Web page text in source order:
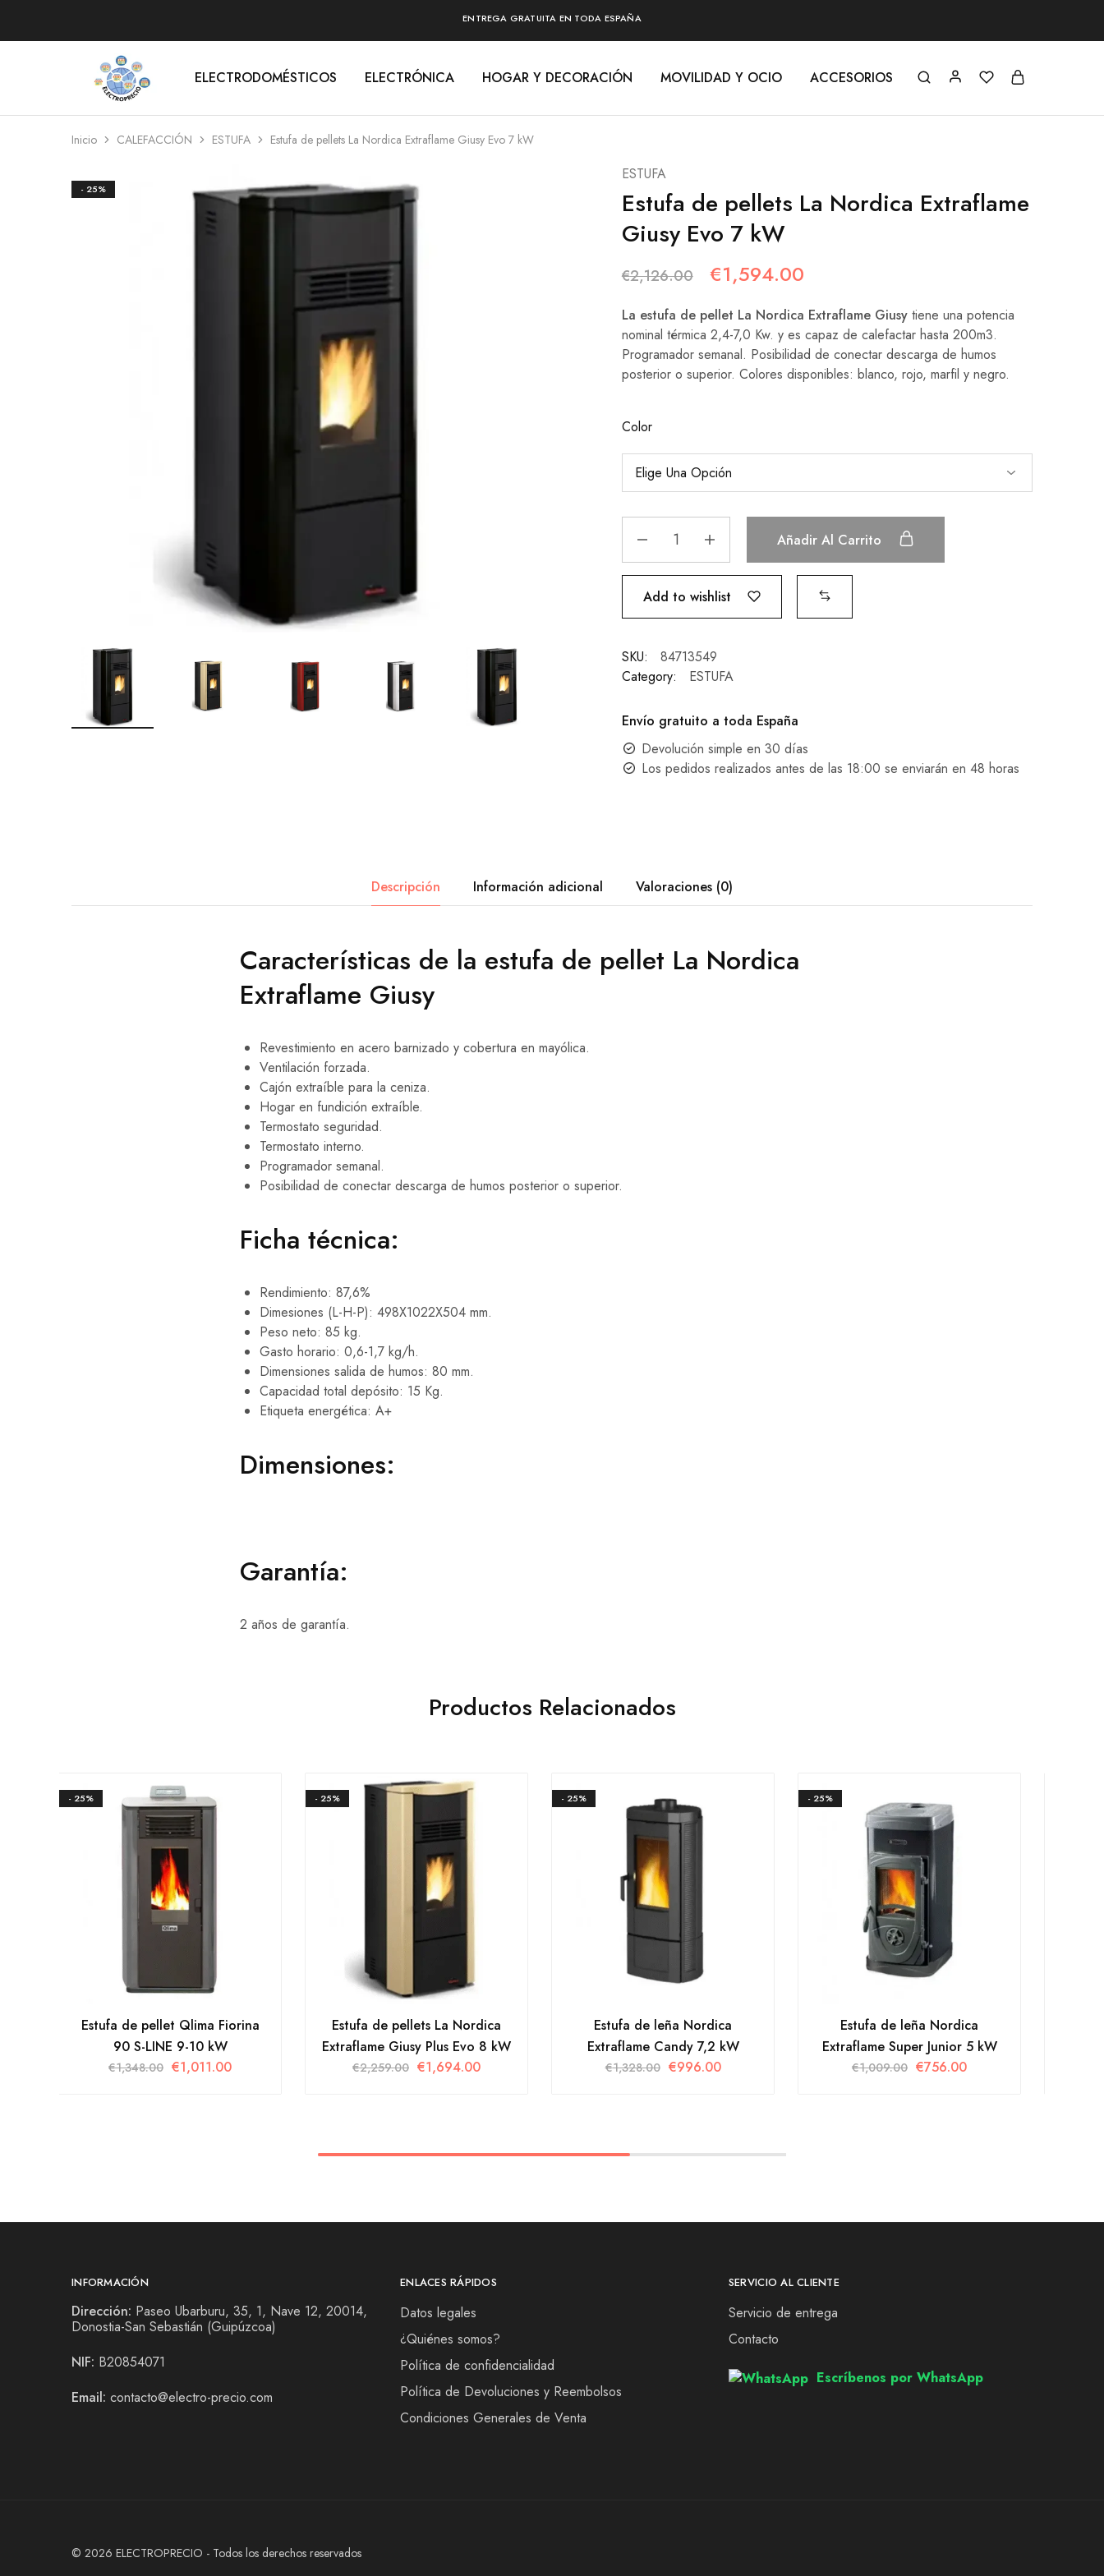
ENTREGA GRATUITA EN TODA ESPAÑA
Electroprecio ELECTRODOMÉSTICOS ELECTRÓNICA HOGAR Y DECORACIÓN MOVILIDAD Y OCIO ACCESORIOS
Inicio CALEFACCIÓN ESTUFA Estufa de pellets La Nordica Extraflame Giusy Evo 7 kW
- 25%
ESTUFA
Estufa de pellets La Nordica Extraflame
Giusy Evo 7 kW
€2,126.00 €1,594.00
La estufa de pellet La Nordica Extraflame Giusytiene una potencia
nominal térmica 2,4-7,0 Kw. y es capaz de calefactar hasta 200m3.
Programador semanal. Posibilidad de conectar descarga de humos
posterior o superior. Colores disponibles: blanco, rojo, marfil y negro.
Color
Añadir Al Carrito
Add to wishlist
SKU:
84713549
Category:
ESTUFA
Envío gratuito a toda España
Devolución simple en 30 días
Los pedidos realizados antes de las 18:00 se enviarán en 48 horas
Descripción Información adicional Valoraciones (0)
Características de la estufa de pellet La Nordica
Extraflame Giusy
Revestimiento en acero barnizado y cobertura en mayólica.
Ventilación forzada.
Cajón extraíble para la ceniza.
Hogar en fundición extraíble.
Termostato seguridad.
Termostato interno.
Programador semanal.
Posibilidad de conectar descarga de humos posterior o superior.
Ficha técnica:
Rendimiento: 87,6%
Dimesiones (L-H-P): 498X1022X504 mm.
Peso neto: 85 kg.
Gasto horario: 0,6-1,7 kg/h.
Dimensiones salida de humos: 80 mm.
Capacidad total depósito: 15 Kg.
Etiqueta energética: A+
Dimensiones:
Garantía:
2 años de garantía.
Productos Relacionados
- 25%
Estufa de pellet Qlima Fiorina
90 S-LINE 9-10 kW
€1,348.00 €1,011.00
- 25%
Estufa de pellets La Nordica
Extraflame Giusy Plus Evo 8 kW
€2,259.00 €1,694.00
- 25%
Estufa de leña Nordica
Extraflame Candy 7,2 kW
€1,328.00 €996.00
- 25%
Estufa de leña Nordica
Extraflame Super Junior 5 kW
€1,009.00 €756.00
INFORMACIÓN
Dirección: Paseo Ubarburu, 35, 1, Nave 12, 20014,
Donostia-San Sebastián (Guipúzcoa)
NIF: B20854071
Email: contacto@electro-precio.com
ENLACES RÁPIDOS
Datos legales
¿Quiénes somos?
Política de confidencialidad
Política de Devoluciones y Reembolsos
Condiciones Generales de Venta
SERVICIO AL CLIENTE
Servicio de entrega
Contacto
Escríbenos por WhatsApp
© 2026 ELECTROPRECIO - Todos los derechos reservados